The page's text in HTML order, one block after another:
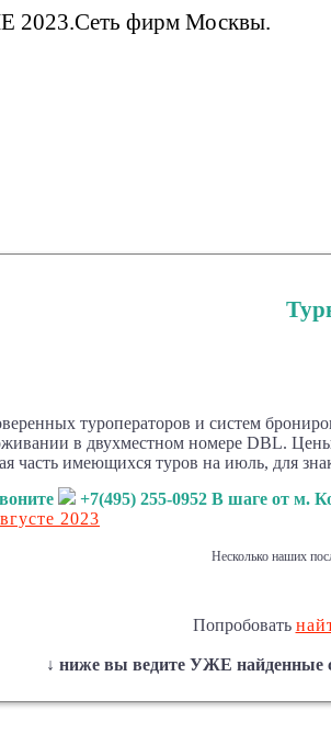
2023.Сеть фирм Москвы.
туроператоров и систем
в двухместном номере DBL.
часть имеющихся туров на июль, для
+7(495) 255-0952 В шаге от м.
2023
Несколько наших
Попробовать
↓ ниже вы ведите УЖЕ найденные